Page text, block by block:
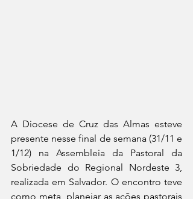
A Diocese de Cruz das Almas esteve
presente nesse final de semana (31/11 e
1/12) na Assembleia da Pastoral da
Sobriedade do Regional Nordeste 3,
realizada em Salvador. O encontro teve
como meta  planejar as ações pastorais